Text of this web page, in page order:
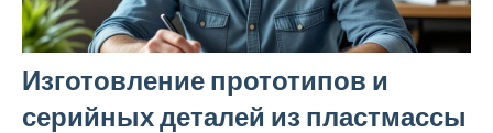
Изготовление прототипов и
серийных деталей из пластмассы